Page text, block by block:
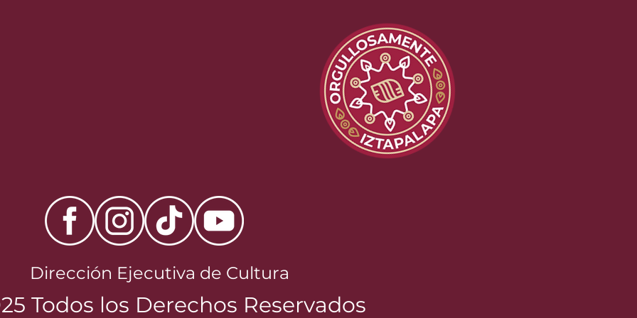
Dirección Ejecutiva de Cultura
Todos los Derechos Reservados